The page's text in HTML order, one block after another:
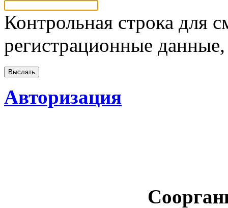
Контрольная строка для
регистрационные
Авторизация